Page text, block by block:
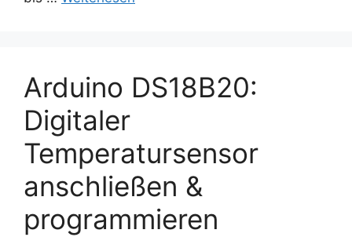
Arduino DS18B20:
Digitaler
Temperatursensor
anschließen &
programmieren